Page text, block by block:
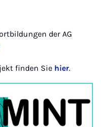
der AG
finden Sie hier.